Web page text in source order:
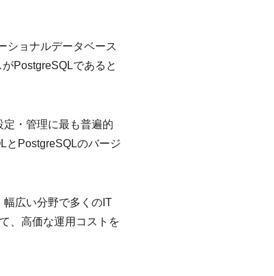
ショナルデータベース
PostgreSQLであると
・管理に最も普遍的
とPostgreSQLのバージ
広い分野で多くのIT
、高価な運用コストを